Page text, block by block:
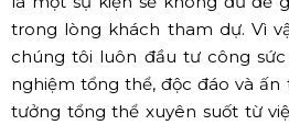
trong lòng khách tham dự. Vì
chúng tôi luôn đầu tư công
nghiệm tổng thể, độc đáo và ấn
tưởng tổng thể xuyên suốt từ